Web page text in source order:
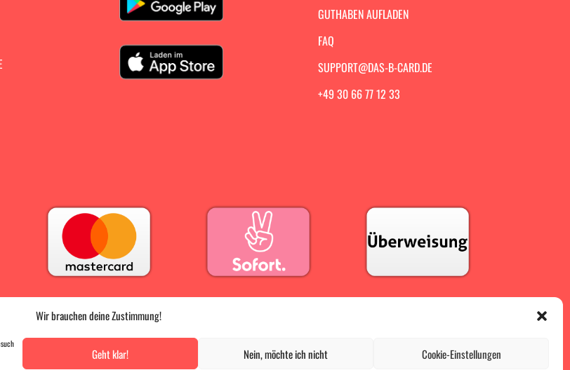
Wir brauchen deine Zustimmung!
Geht klar! Nein, möchte ich nicht Cookie-Einstellungen
GUTHABEN AUFLADEN
FAQ
SUPPORT@DAS-B-CARD.DE
+49 30 66 77 12 33